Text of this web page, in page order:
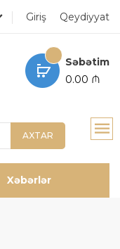
Giriş Qeydiyyat
Səbətim
0.00 ₼
AXTAR
Xəbərlər